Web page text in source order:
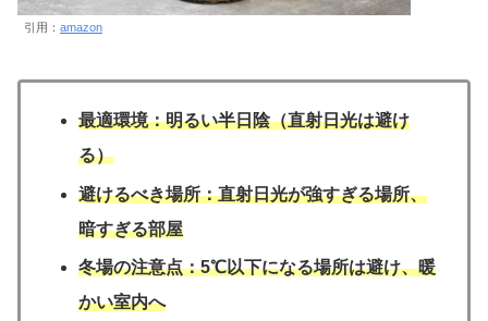
引用： amazon
最適環境：明るい半日陰（直射日光は避け
る）
避けるべき場所：直射日光が強すぎる場所、
暗すぎる部屋
冬場の注意点：5℃以下になる場所は避け、暖
かい室内へ